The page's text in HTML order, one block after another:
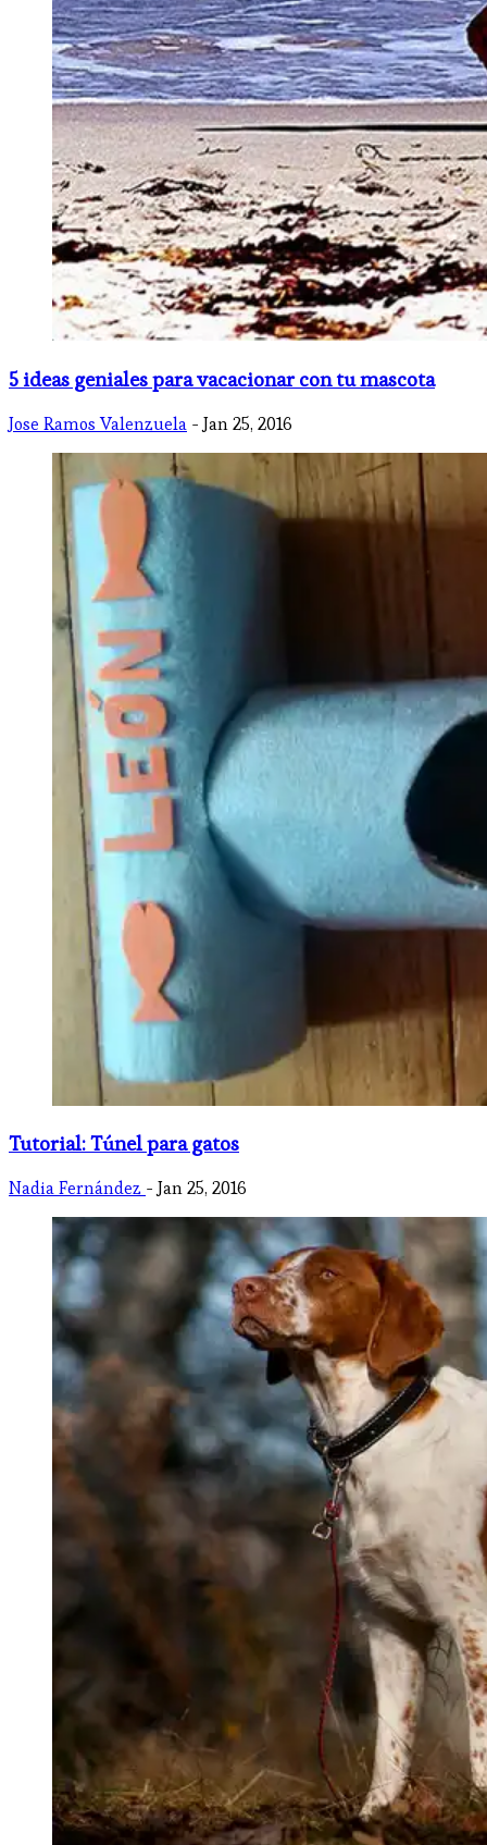
5 ideas geniales para vacacionar con tu mascota
Jose Ramos Valenzuela - Jan 25, 2016
Tutorial: Túnel para gatos
Nadia Fernández - Jan 25, 2016